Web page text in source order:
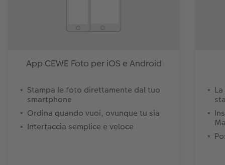
App CEWE Foto per iOS e Android
Stampa le foto direttamente dal tuo
smartphone
Ordina quando vuoi, ovunque tu sia
Interfaccia semplice e veloce